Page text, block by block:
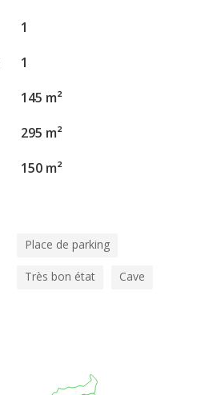
1
1
145 m²
295 m²
150 m²
Place de parking
Très bon état Cave